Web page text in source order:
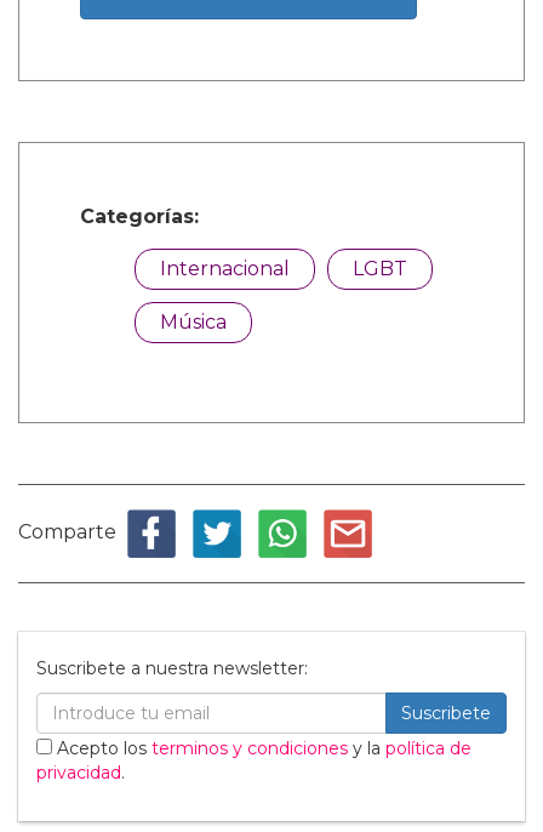
Categorías:
Internacional LGBT
Música
Comparte
Suscribete a nuestra newsletter:
Suscribete
Acepto los terminos y condiciones y la política de
privacidad.